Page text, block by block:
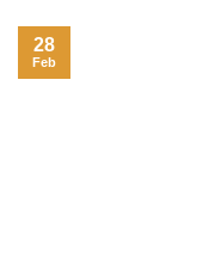
28
Feb